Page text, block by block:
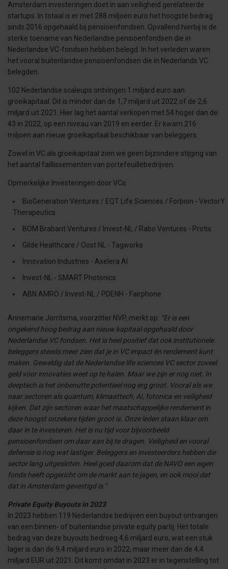
Amsterdam investeringen doet in aan veiligheid gerelateerde
startups. In totaal is er met 288 miljoen euro het hoogste bedrag
sinds 2016 opgehaald bij pensioenfondsen. Opvallend hierbij is de
sterke toename van Nederlandse pensioenfondsen die in
Nederlandse VC-fondsen hebben belegd. In het verleden waren
het vooral buitenlandse pensioenfondsen die in Nederlands VC
belegden.
102 Nederlandse scaleups ontvingen 1 miljard euro aan
groeikapitaal. Dit is minder dan de 1,7 miljard uit 2022 of de 2,6
miljard uit 2021. Hier lag het aantal verkopen met 54 hoger dan de
43 in 2022, op een niveau van 2019 en eerder. Er kwam 216
miljoen aan nieuw groeikapitaal beschikbaar van beleggers.
Zowel in VC als groeikapitaal zien we geen bijzondere stijging van
het aantal faillissementen van portefeuillebedrijven.
Opmerkelijke Investeringen door VCs:
BioGeneration Ventures / EQT Life Sciences / Forbion - VectorY
Therapeutics
BOM Brabant Ventures / Invest-NL / Rabo Ventures - Protix
Gilde Healthcare / Oost NL - Tagworks
Innovation Industries - Axelera AI
Invest-NL - SMART Photonics
ABN AMRO / Invest-NL / PDENH - Fairphone
Annemarie Jorritsma, voorzitter NVP, merkt op: “Er is een
ongekend hoog bedrag aan nieuw kapitaal opgehaald door
Nederlandse VC fondsen. Het is heel positief dat ook institutionele
beleggers steeds meer zien dat je in VC impact én rendement kunt
maken. Geweldig dat de Nederlandse life sciences VC sector zoveel
geld voor innovaties weet op te halen. Maar we zijn er nog niet. In
deeptech is het onbenutte potentieel nog erg groot. Vooral als we
naar sectoren als quantum, klimaattech, AI, fotonica en veiligheid
kijken. Dat zijn sectoren waar het maatschappelijke rendement in
deze hoogst onzekere tijden groot is. Onze leden staan klaar om
daar in te investeren. Het is nu tijd voor bijvoorbeeld
pensioenfondsen om daar aan bij te dragen. Veiligheid en vooral
defensie is nog wat lastiger. Beleggers en investeerders hebben die
sector lang uitgesloten. Heel goed daarom dat de NAVO een eigen
fonds heeft opgericht om de markt aan te jagen, en ook mooi dat
dat in Amsterdam gevestigd is.”
Private Equity Buyouts in 2023
In 2023 hebben 119 Nederlandse bedrijven een buyout ontvangen
van een binnen- of buitenlandse private equity partij. Het totale
bedrag van deze buyouts bedroeg 4,6 miljard euro, wat een stuk
lager is dan de 9,4 miljard euro in 2022, maar meer dan de 4,4
miljard EUR uit 2021. Dit komt omdat in 2023 er in tegenstelling tot